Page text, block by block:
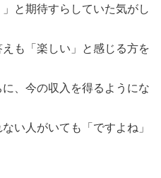
と期待すらしていた気がし
も「楽しい」と感じる方を
、今の収入を得るようにな
い人がいても「ですよね」